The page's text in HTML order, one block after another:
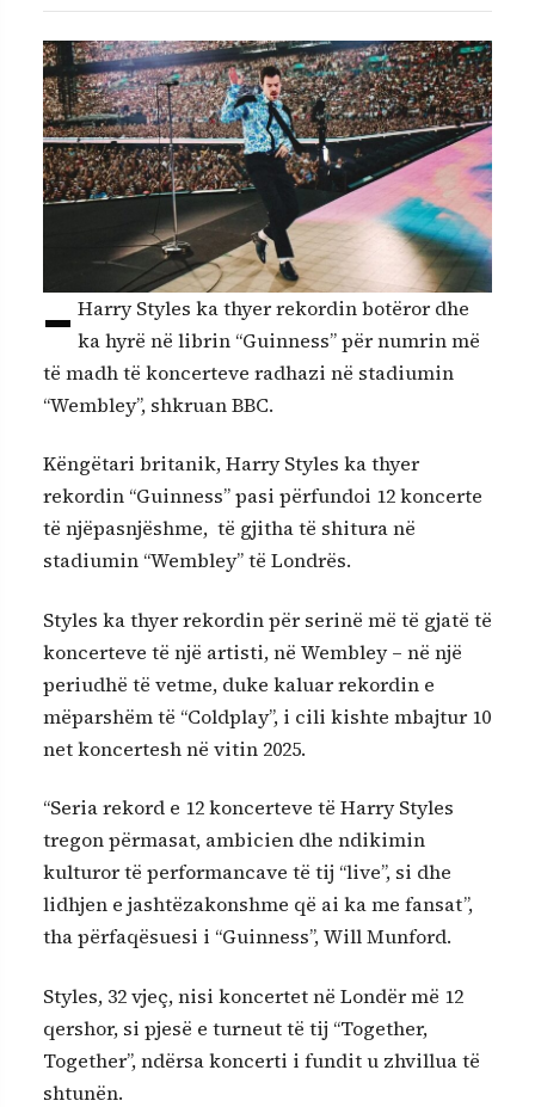
– Harry Styles ka thyer rekordin botëror dhe
ka hyrë në librin “Guinness” për numrin më
të madh të koncerteve radhazi në stadiumin
“Wembley”, shkruan BBC.
Këngëtari britanik, Harry Styles ka thyer
rekordin “Guinness” pasi përfundoi 12 koncerte
të njëpasnjëshme, të gjitha të shitura në
stadiumin “Wembley” të Londrës.
Styles ka thyer rekordin për serinë më të gjatë të
koncerteve të një artisti, në Wembley – në një
periudhë të vetme, duke kaluar rekordin e
mëparshëm të “Coldplay”, i cili kishte mbajtur 10
net koncertesh në vitin 2025.
“Seria rekord e 12 koncerteve të Harry Styles
tregon përmasat, ambicien dhe ndikimin
kulturor të performancave të tij “live”, si dhe
lidhjen e jashtëzakonshme që ai ka me fansat”,
tha përfaqësuesi i “Guinness”, Will Munford.
Styles, 32 vjeç, nisi koncertet në Londër më 12
qershor, si pjesë e turneut të tij “Together,
Together”, ndërsa koncerti i fundit u zhvillua të
shtunën.